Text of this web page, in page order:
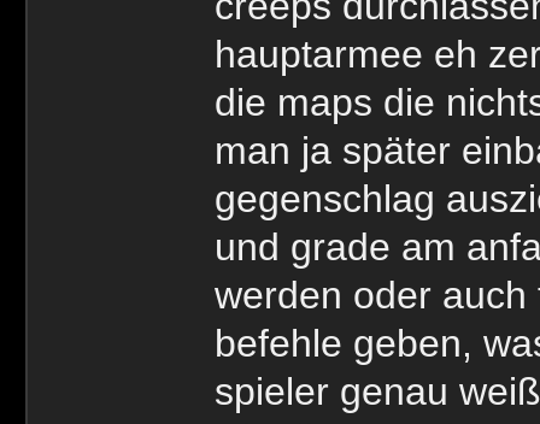
hauptarmee eh
die maps die
man ja später
gegenschlag
und grade am
werden oder
befehle geben,
spieler genau